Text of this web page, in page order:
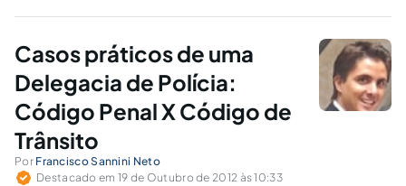
Casos práticos de uma
Delegacia de Polícia:
Código Penal X Código de
Trânsito
Por Francisco Sannini Neto
Destacado em 19 de Outubro de 2012 às 10:33